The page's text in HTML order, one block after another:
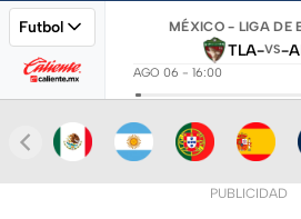
Futbol MÉXICO - LIGA DE
TLA-VS-
AGO 06 - 16:00
PUBLICIDAD